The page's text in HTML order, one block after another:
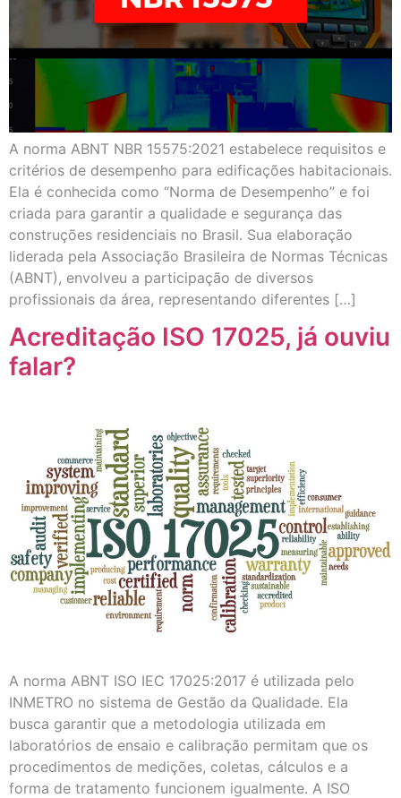
A norma ABNT NBR 15575:2021 estabelece requisitos e
critérios de desempenho para edificações habitacionais.
Ela é conhecida como “Norma de Desempenho” e foi
criada para garantir a qualidade e segurança das
construções residenciais no Brasil. Sua elaboração
liderada pela Associação Brasileira de Normas Técnicas
(ABNT), envolveu a participação de diversos
profissionais da área, representando diferentes […]
Acreditação ISO 17025, já ouviu
falar?
A norma ABNT ISO IEC 17025:2017 é utilizada pelo
INMETRO no sistema de Gestão da Qualidade. Ela
busca garantir que a metodologia utilizada em
laboratórios de ensaio e calibração permitam que os
procedimentos de medições, coletas, cálculos e a
forma de tratamento funcionem igualmente. A ISO